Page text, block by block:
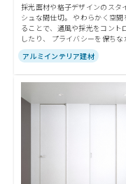
採光面材や格子デザインのスタ
シュな間仕切。 やわらかく空間
ることで、通風や採光をコント
したり、 プライバシーを保ちな
族の気配をさりげなく伝えます。
イディングタイプ、折戸タイプ
アルミインテリア建材